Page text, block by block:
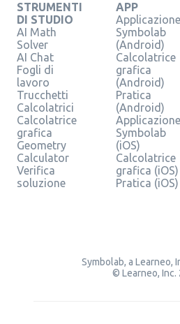
STRUMENTI
DI STUDIO
AI Math
Solver
AI Chat
Fogli di
lavoro
Trucchetti
Calcolatrici
Calcolatrice
grafica
Geometry
Calculator
Verifica
soluzione
APP
Applicazione
Symbolab
(Android)
Calcolatrice
grafica
(Android)
Pratica
(Android)
Applicazione
Symbolab
(iOS)
Calcolatrice
grafica (iOS)
Pratica (iOS)
Symbolab, a Learneo,
© Learneo, Inc.